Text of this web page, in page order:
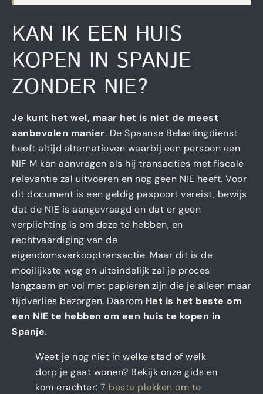
KAN IK EEN HUIS
KOPEN IN SPANJE
ZONDER NIE?
Je kunt het wel, maar het is niet de meest
aanbevolen manier. De Spaanse Belastingdienst
heeft altijd alternatieven waarbij een persoon een
NIF M kan aanvragen als hij transacties met fiscale
relevantie zal uitvoeren en nog geen NIE heeft. Voor
dit document is een geldig paspoort vereist, bewijs
dat de NIE is aangevraagd en dat er geen
verplichting is om deze te hebben, en
rechtvaardiging van de
eigendomsverkooptransactie. Maar dit is de
moeilijkste weg en uiteindelijk zal je proces
langzaam en vol met papieren zijn die je alleen maar
tijdverlies bezorgen. Daarom Het is het beste om
een NIE te hebben om een huis te kopen in
Spanje.
Weet je nog niet in welke stad of welk
dorp je gaat wonen? Bekijk onze gids en
kom erachter: 7 beste plekken om te